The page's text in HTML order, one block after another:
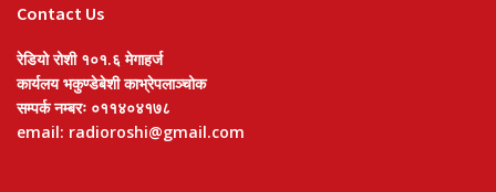
Contact Us
रेडियो रोशी १०१.६ मेगाहर्ज
कार्यलय भकुण्डेबेशी काभ्रेपलाञ्चोक
सम्पर्क नम्बरः ०११४०४१७८
email: radioroshi@gmail.com